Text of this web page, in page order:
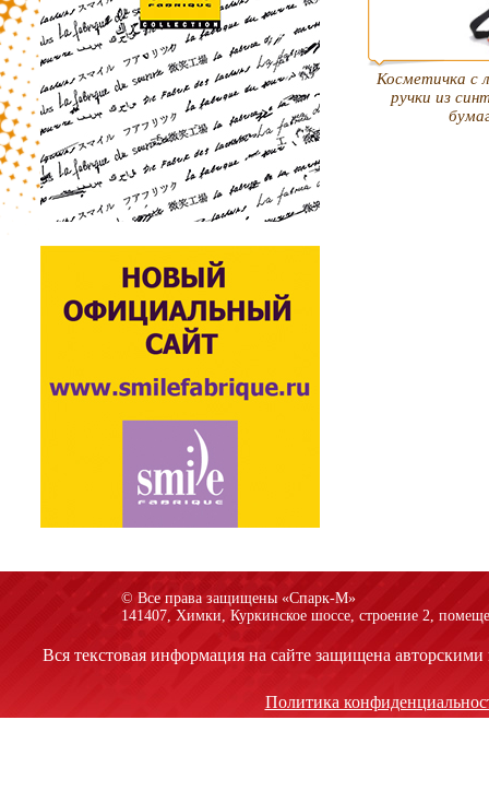
Косметичка с
ручки из
© Все права защищены «Спарк-M»
141407, Химки, Куркинское шоссе, строение 2,
Вся текстовая информация на сайте защищена
Политика